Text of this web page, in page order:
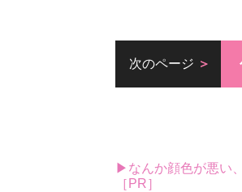
次のページ
▶なんか顔色が悪い
［PR］